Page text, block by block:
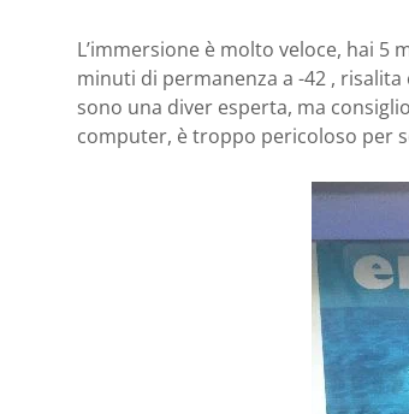
L’immersione è molto veloce, hai
minuti di permanenza a -42 ,
sono una diver esperta, ma
computer, è troppo pericoloso per